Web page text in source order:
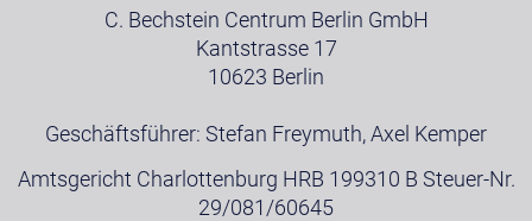
C. Bechstein Centrum Berlin GmbH
Kantstrasse 17
10623 Berlin
Geschäftsführer: Stefan Freymuth, Axel Kemper
Amtsgericht Charlottenburg HRB 199310 B Steuer-Nr.
29/081/60645